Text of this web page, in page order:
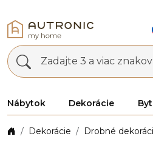
Zadajte 3 a viac znakov
Nábytok Dekorácie
Dekorácie Drobné